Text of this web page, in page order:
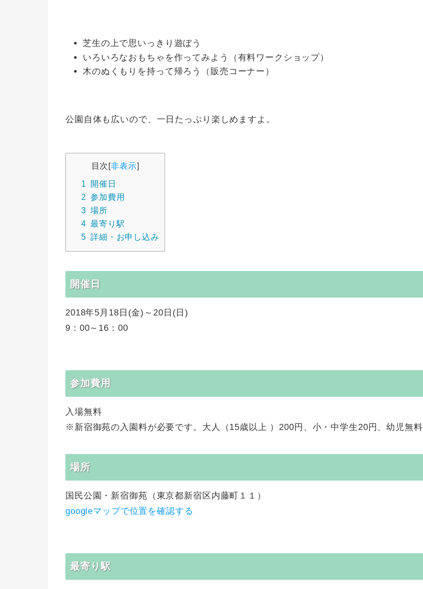
芝生の上で思いっきり遊ぼう
いろいろなおもちゃを作ってみよう（有料ワークショップ）
木のぬくもりを持って帰ろう（販売コーナー）
公園自体も広いので、一日たっぷり楽しめますよ。
目次 [非表示]
1
開催日
2 参加費用
3 場所
4 最寄り駅
5 詳細・お申し込み
開催日
2018年5月18日(金)～20日(日)
9：00～16：00
参加費用
入場無料
※新宿御苑の入園料が必要です。大人（15歳以上 ）200円、小・中学生20円、幼児無料
場所
国民公園・新宿御苑（東京都新宿区内藤町１１）
googleマップで位置を確認する
最寄り駅